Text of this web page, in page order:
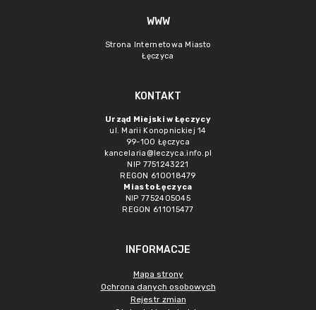
WWW
Strona Internetowa Miasto
Łęczyca
KONTAKT
Urząd Miejski w Łęczycy
ul. Marii Konopnickiej 14
99-100 Łęczyca
kancelaria@leczyca.info.pl
NIP 7751243221
REGON 610018479
Miasto Łęczyca
NIP 7752405045
REGON 611015477
INFORMACJE
Mapa strony
Ochrona danych osobowych
Rejestr zmian